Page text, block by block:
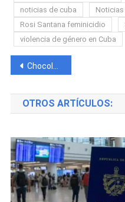
noticias de cuba
Noticias
Rosi Santana feminicidio
violencia de género en Cuba
Navegación
de
entradas
Chocolate MC pide ayuda desde prisión y revela encuentro con Damián Valdés, acusado del crimen de El Taiger
OTROS ARTÍCULOS: